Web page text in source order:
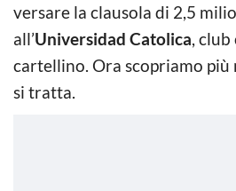
versare la clausola di 2,5
all’Universidad Catolica, club
cartellino. Ora scopriamo
si tratta.